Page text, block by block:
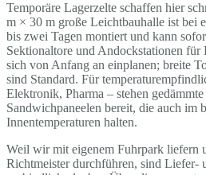
Temporäre Lagerzelte schaffen hier
m × 30 m große Leichtbauhalle ist bei
bis zwei Tagen montiert und kann
Sektionaltore und Andockstationen
sich von Anfang an einplanen; breite
sind Standard. Für
Elektronik, Pharma – stehen
Sandwichpaneelen bereit, die auch im
Innentemperaturen halten.
Weil wir mit eigenem Fuhrpark liefern
Richtmeister durchführen, sind Liefer-